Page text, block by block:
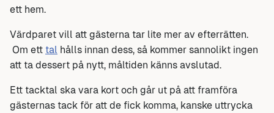
ett hem.
Värdparet vill att gästerna tar lite mer av efterrätten.
Om ett tal hålls innan dess, så kommer sannolikt ingen
att ta dessert på nytt, måltiden känns avslutad.
Ett tacktal ska vara kort och går ut på att framföra
gästernas tack för att de fick komma, kanske uttrycka